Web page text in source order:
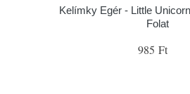
Kelímky Egér - Little
Folat
985 Ft